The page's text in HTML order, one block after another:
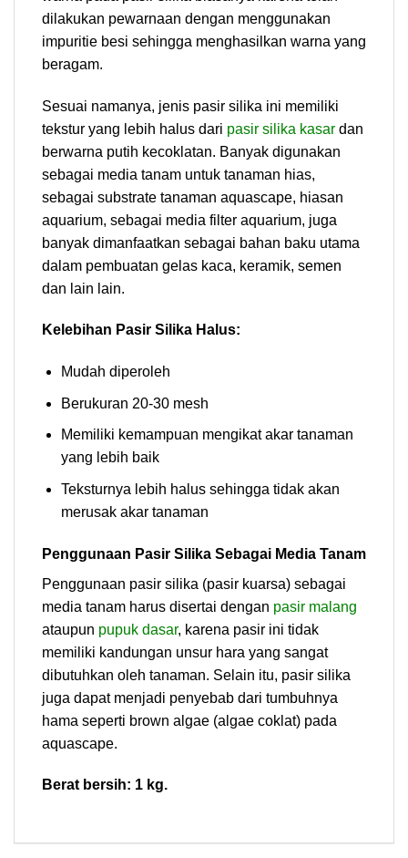
dilakukan pewarnaan dengan menggunakan
impuritie besi sehingga menghasilkan warna yang
beragam.
Sesuai namanya, jenis pasir silika ini memiliki
tekstur yang lebih halus dari pasir silika kasar dan
berwarna putih kecoklatan. Banyak digunakan
sebagai media tanam untuk tanaman hias,
sebagai substrate tanaman aquascape, hiasan
aquarium, sebagai media filter aquarium, juga
banyak dimanfaatkan sebagai bahan baku utama
dalam pembuatan gelas kaca, keramik, semen
dan lain lain.
Kelebihan Pasir Silika Halus:
Mudah diperoleh
Berukuran 20-30 mesh
Memiliki kemampuan mengikat akar tanaman
yang lebih baik
Teksturnya lebih halus sehingga tidak akan
merusak akar tanaman
Penggunaan Pasir Silika Sebagai Media Tanam
Penggunaan pasir silika (pasir kuarsa) sebagai
media tanam harus disertai dengan pasir malang
ataupun pupuk dasar, karena pasir ini tidak
memiliki kandungan unsur hara yang sangat
dibutuhkan oleh tanaman. Selain itu, pasir silika
juga dapat menjadi penyebab dari tumbuhnya
hama seperti brown algae (algae coklat) pada
aquascape.
Berat bersih: 1 kg.